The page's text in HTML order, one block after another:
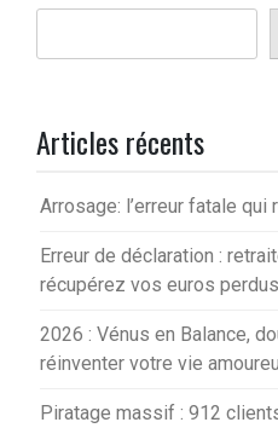
Articles récents
Arrosage: l’erreur fatale
Erreur de déclaration :
récupérez vos euros perdus
2026 : Vénus en Balance,
réinventer votre vie
Piratage massif : 912